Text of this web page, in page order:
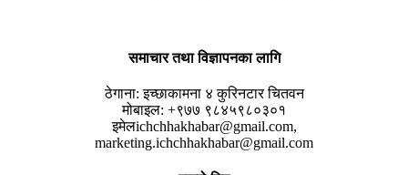
समाचार तथा विज्ञापनका लागि
ठेगाना: इच्छाकामना ४ कुरिनटार चितवन
मोबाइल: +९७७ ९८४५९८०३०१
इमेलichchhakhabar@gmail.com,
marketing.ichchhakhabar@gmail.com